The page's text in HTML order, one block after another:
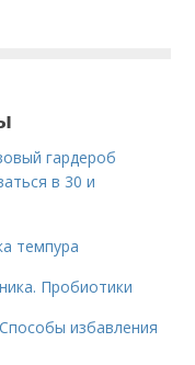
гардероб
в 30 и
темпура
Пробиотики
избавления